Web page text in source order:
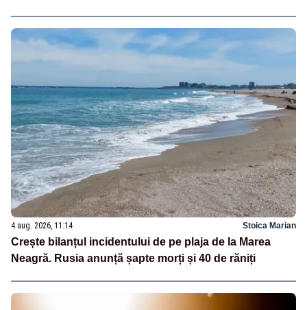
4 aug. 2026, 11:14 Stoica Marian
Crește bilanțul incidentului de pe plaja de la Marea
Neagră. Rusia anunță șapte morți și 40 de răniți